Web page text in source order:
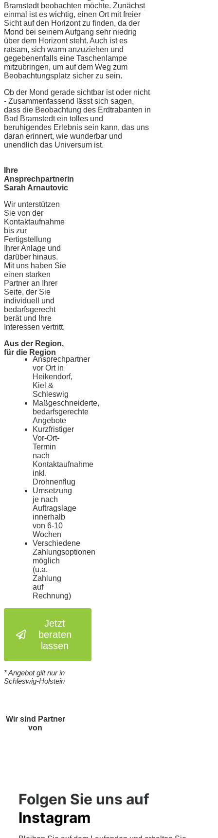
Bramstedt beobachten möchte. Zunächst
einmal ist es wichtig, einen Ort mit freier
Sicht auf den Horizont zu finden, da der
Mond bei seinem Aufgang sehr niedrig
über dem Horizont steht. Auch ist es
ratsam, sich warm anzuziehen und
gegebenenfalls eine Taschenlampe
mitzubringen, um auf dem Weg zum
Beobachtungsplatz sicher zu sein.
Ob der Mond gerade sichtbar ist oder nicht
- Zusammenfassend lässt sich sagen,
dass die Beobachtung des Erdtrabanten in
Bad Bramstedt ein tolles und
beruhigendes Erlebnis sein kann, das uns
daran erinnert, wie wunderbar und
unendlich das Universum ist.
Ihre
Ansprechpartnerin
Sarah Arnautovic
Wir unterstützen
Sie von der
Kontaktaufnahme
bis zur
Fertigstellung
Ihrer Anlage und
darüber hinaus.
Mit uns haben Sie
einen starken
Partner an Ihrer
Seite, der Sie
individuell und
bedarfsgerecht
berät und Ihre
Interessen vertritt.
Aus der Region,
für die Region
Ansprechpartner
vor Ort in
Heikendorf,
Kiel &
Schleswig
Maßgeschneiderte,
bedarfsgerechte
Angebote
Kurzfristiger
Vor-Ort-
Termin
nach
Kontaktaufnahme
inkl.
Drohnenflug
Umsetzung
je nach
Auftragslage
innerhalb
von 6-10
Wochen
Verschiedene
Zahlungsoptionen
möglich
(u.a.
Zahlung
auf
Rechnung)
Jetzt
beraten
lassen
* Angebot gilt nur in
Schleswig-Holstein
Wir sind Partner
von
Folgen Sie uns auf
Instagram